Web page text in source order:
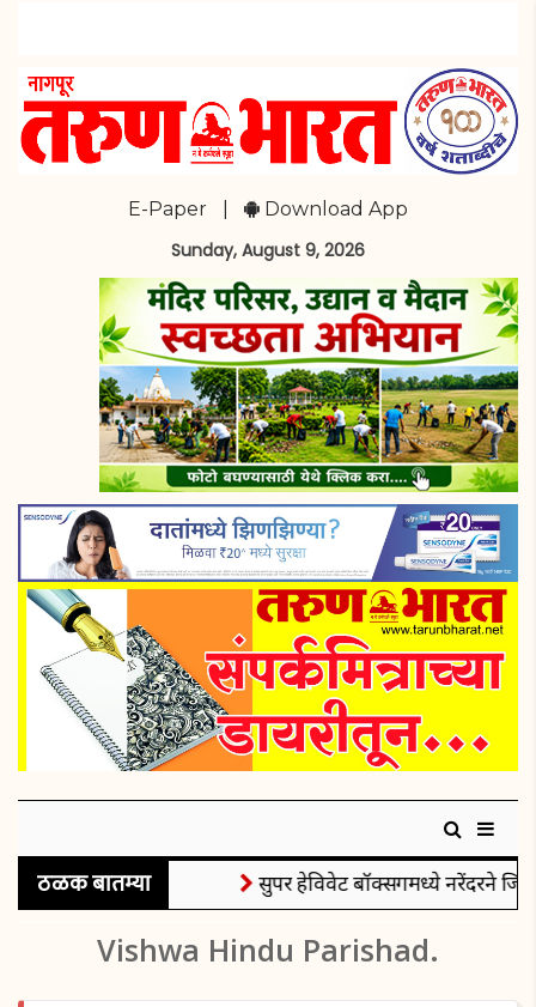
E-Paper Download App
Sunday, August 9, 2026
ठळक बातम्या सुपर हेविवेट बॉक्सिंगमध्ये नरेंदरने
Vishwa Hindu Parishad.